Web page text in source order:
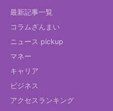
最新記事一覧
コラムざんまい
ニュース pickup
マネー
キャリア
ビジネス
アクセスランキング